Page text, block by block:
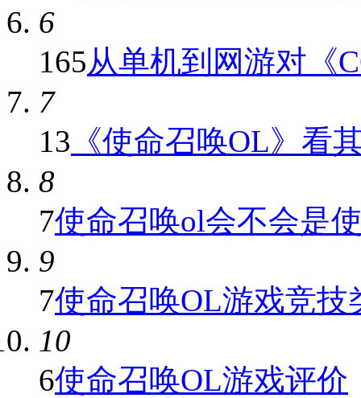
6
165从单机到网游对《
7
13 《使命召唤OL》看
8
7使命召唤ol会不会是
9
7使命召唤OL游戏竞技
10
6使命召唤OL游戏评价